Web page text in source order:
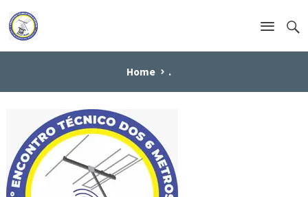
Home .